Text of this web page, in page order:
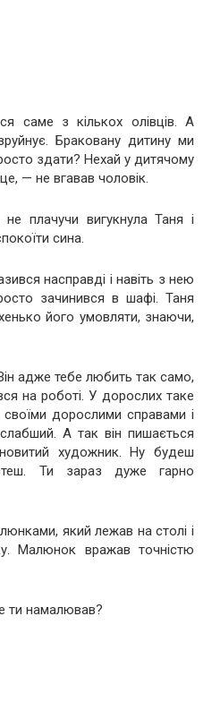
саме з кількох олівців. А
Браковану дитину ми
здати? Нехай у дитячому
— не вгавав чоловік.
плачучи вигукнула Таня і
сина.
насправді і навіть з нею
зачинився в шафі. Таня
його умовляти, знаючи,
адже тебе любить так само,
на роботі. У дорослих таке
дорослими справами і
А так він пишається
художник. Ну будеш
Ти зараз дуже гарно
який лежав на столі і
Малюнок вражав точністю
ти намалював?